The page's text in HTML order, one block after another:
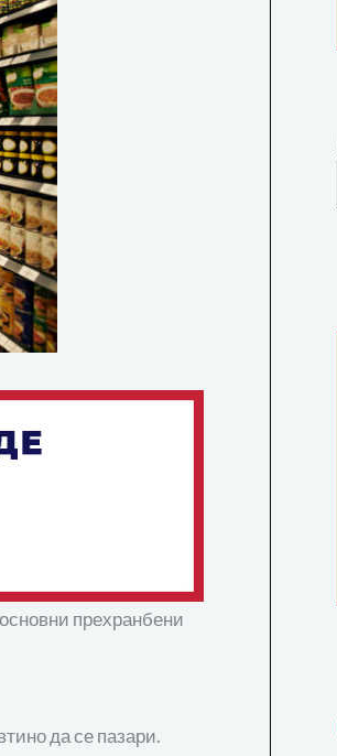
прехранбени
да се пазари.